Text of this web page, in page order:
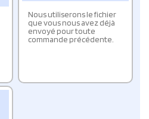
Nous utiliserons le fichier
que vous nous avez déjà
envoyé pour toute
commande précédente.